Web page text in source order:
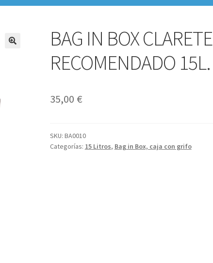
BAG IN BOX CLARETE
RECOMENDADO 15L.
35,00 €
SKU: BA0010
Categorías: 15 Litros, Bag in Box, caja con grifo